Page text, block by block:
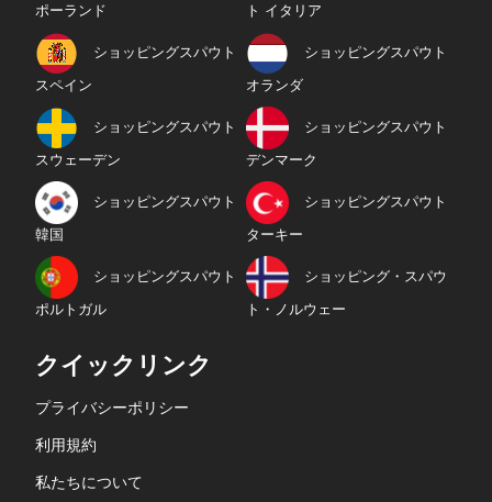
ポーランド ト イタリア
ショッピングスパウト
スペイン
ショッピングスパウト
オランダ
ショッピングスパウト
スウェーデン
ショッピングスパウト
デンマーク
ショッピングスパウト
韓国
ショッピングスパウト
ターキー
ショッピングスパウト
ポルトガル
ショッピング・スパウ
ト・ノルウェー
クイックリンク
プライバシーポリシー
利用規約
私たちについて